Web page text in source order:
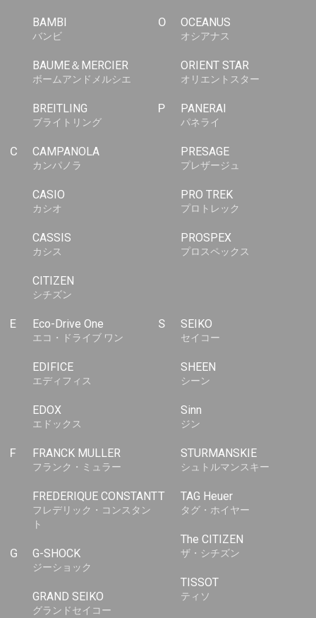
BAMBI
バンビ
BAUME＆MERCIER
ボームアンドメルシエ
BREITLING
ブライトリング
C CAMPANOLA
カンパノラ
CASIO
カシオ
CASSIS
カシス
CITIZEN
シチズン
E Eco-Drive One
エコ・ドライブ ワン
EDIFICE
エディフィス
EDOX
エドックス
F FRANCK MULLER
フランク・ミュラー
FREDERIQUE CONSTANT
フレデリック・コンスタン
ト
G G-SHOCK
ジーショック
GRAND SEIKO
グランドセイコー
O OCEANUS
オシアナス
ORIENT STAR
オリエントスター
P PANERAI
パネライ
PRESAGE
プレザージュ
PRO TREK
プロトレック
PROSPEX
プロスペックス
S SEIKO
セイコー
SHEEN
シーン
Sinn
ジン
STURMANSKIE
シュトルマンスキー
T TAG Heuer
タグ・ホイヤー
The CITIZEN
ザ・シチズン
TISSOT
ティソ